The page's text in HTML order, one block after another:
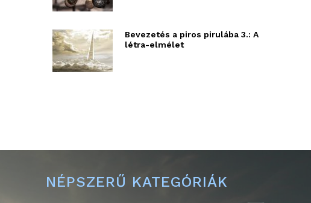
Bevezetés a piros pirulába 3.: A
létra-elmélet
NÉPSZERŰ KATEGÓRIÁK